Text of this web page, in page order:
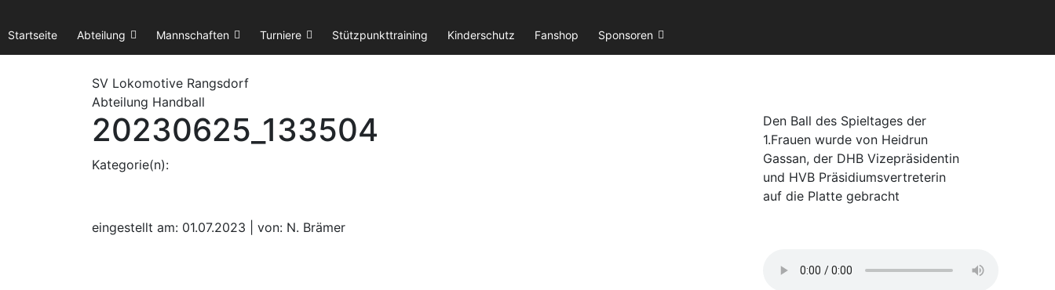
Startseite Abteilung Mannschaften Turniere Stützpunkttraining Kinderschutz Fanshop Sponsoren
SV Lokomotive Rangsdorf
Abteilung Handball
20230625_133504
Kategorie(n):
eingestellt am: 01.07.2023 | von: N. Brämer
Den Ball des Spieltages der
1.Frauen wurde von Heidrun
Gassan, der DHB Vizepräsidentin
und HVB Präsidiumsvertreterin
auf die Platte gebracht